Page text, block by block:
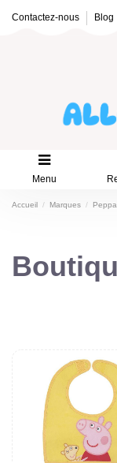
Contactez-nous Blog
Menu
Accueil Marques